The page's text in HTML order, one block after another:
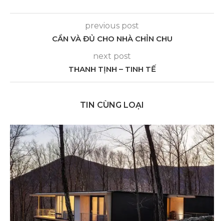
previous post
CẦN VÀ ĐỦ CHO NHÀ CHỈN CHU
next post
THANH TỊNH – TINH TẾ
TIN CÙNG LOẠI